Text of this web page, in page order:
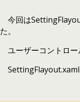
今回は
た。
ユーザーコントロー